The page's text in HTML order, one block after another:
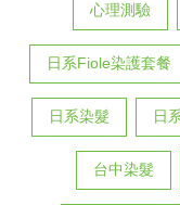
心理測驗
日系Fiole染護套餐
日系染髮 日
台中染髮